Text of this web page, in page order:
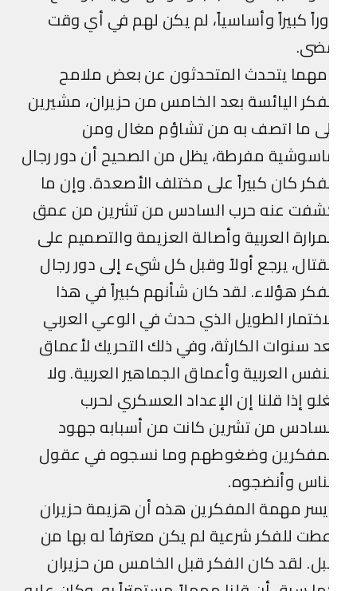
كبيراً وأساسياً، لم يكن لهم في أي وقت
يتحدث المتحدثون عن بعض ملامح
اليائسة بعد الخامس من حزيران، مشيرين
ما اتصف به من تشاؤم مغال ومن
مفرطة، يظل من الصحيح أن دور رجال
كان كبيراً على مختلف الأصعدة. وإن ما
عنه حرب السادس من تشرين من عمق
العربية وأصالة العزيمة والتصميم على
يرجع أولاً وقبل كل شيء إلى دور رجال
هؤلاء. لقد كان شأنهم كبيراً في هذا
الطويل الذي حدث في الوعي العربي
سنوات الكارثة، وفي ذلك التحريك لأعماق
العربية وأعماق الجماهير العربية. ولا
إذا قلنا إن الإعداد العسكري لحرب
من تشرين كانت من أسبابه جهود
وضغوطهم وما نسجوه في عقول
وأنضجوه.
مهمة المفكرين هذه أن هزيمة حزيران
للفكر شرعية لم يكن معترفاً له بها من
لقد كان الفكر قبل الخامس من حزيران